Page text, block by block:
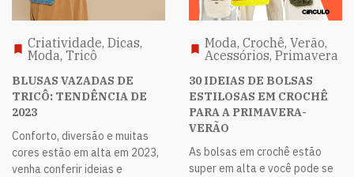
Criatividade, Dicas,
Moda, Tricô
BLUSAS VAZADAS DE
TRICÔ: TENDÊNCIA DE
2023
Conforto, diversão e muitas
cores estão em alta em 2023,
venha conferir ideias e
Moda, Crochê, Verão,
Acessórios, Primavera
30 IDEIAS DE BOLSAS
ESTILOSAS EM CROCHÊ
PARA A PRIMAVERA-
VERÃO
As bolsas em crochê estão
super em alta e você pode se